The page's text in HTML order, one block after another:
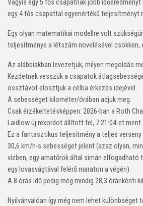
Vagyis egy 5 fős csapatnak jobb
egy 4 fős csapattal egyenértékű teljesítményt
Egy olyan matematikai modellre volt
teljesítménye a létszám növelésével csökken,
Az alábbiakban levezetjük, milyen megoldás
Kezdetnek vesszük a csapatok
össztávot elosztjuk a célba érkezés idejével.
A sebességet kilométer/órában adjuk meg.
Csak érzékeltetésképpen: 2026-ban a Roth
Laidlow új rekordot állított fel, 7:21:04-et ment.
Ez a fantasztikus teljesítmény a teljes
30,6 km/h-s sebességet jelent (azaz olyan,
vízben, egy amatőrök által simán elfogadható
egy lovasvágtával felérő maraton a végén).
A 8 órás idő pedig még mindig 28,3 óránkénti
Nyilvánvalóan így még nem lehet különbséget